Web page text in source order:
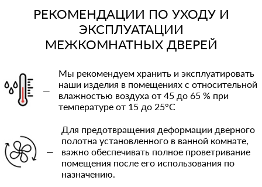
РЕКОМЕНДАЦИИ ПО УХОДУ И
ЭКСПЛУАТАЦИИ
МЕЖКОМНАТНЫХ ДВЕРЕЙ
—
Мы рекомендуем хранить и эксплуатировать
наши изделия в помещениях с относительной
влажностью воздуха от 45 до 65 % при
температуре от 15 до 25°C
—
Для предотвращения деформации дверного
полотна установленного в ванной комнате,
важно обеспечивать полное проветривание
помещения после его использования по
назначению.